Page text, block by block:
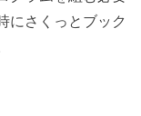
にさくっとブック